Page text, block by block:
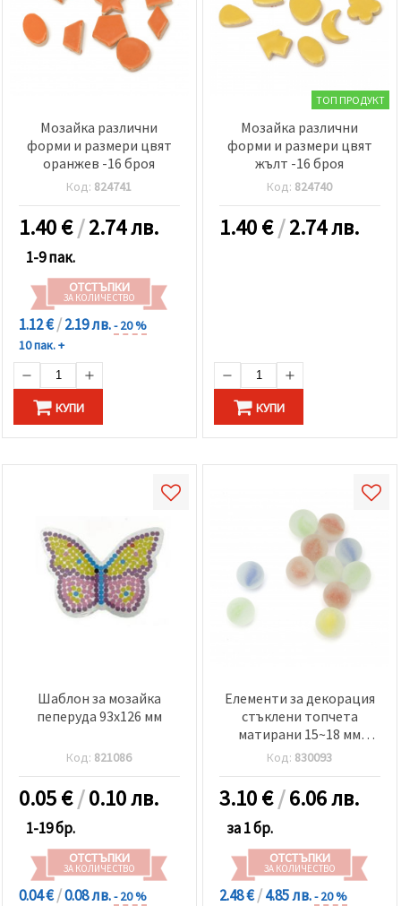
Мозайка различни
форми и размери цвят
оранжев -16 броя
Код: 824741
1.40€/2.74 лв.
1-9 пак.
ОТСТЪПКИ
ЗА КОЛИЧЕСТВО
1.12 €/2.19 лв.- 20 %
10 пак. +
КУПИ
ТОП ПРОДУКТ
Мозайка различни
форми и размери цвят
жълт -16 броя
Код: 824740
1.40€/2.74 лв.
КУПИ
Шаблон за мозайка
пеперуда 93x126 мм
Код: 821086
0.05€/0.10 лв.
1-19 бр.
ОТСТЪПКИ
ЗА КОЛИЧЕСТВО
0.04 €/0.08 лв.- 20 %
Елементи за декорация
стъклени топчета
матирани 15~18 мм
асорте цветове ~350
грама ~58 броя
Код: 830093
3.10€/6.06 лв.
за 1 бр.
ОТСТЪПКИ
ЗА КОЛИЧЕСТВО
2.48 €/4.85 лв.- 20 %